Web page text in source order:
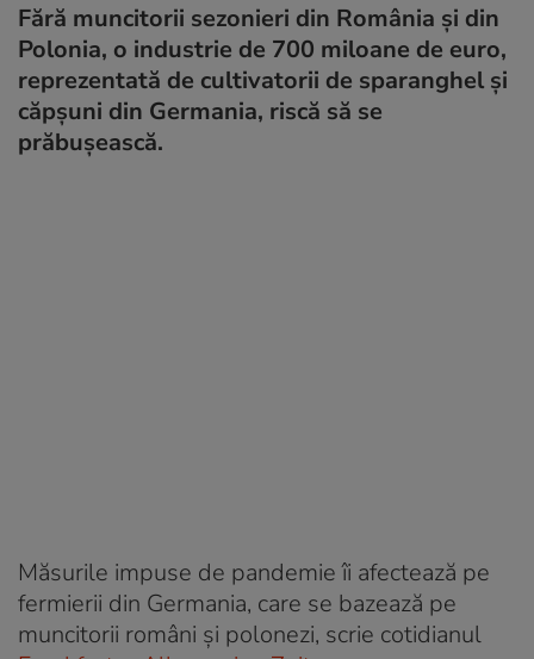
Fără muncitorii sezonieri din România şi din
Polonia, o industrie de 700 miloane de euro,
reprezentată de cultivatorii de sparanghel şi
căpşuni din Germania, riscă să se
prăbuşească.
Măsurile impuse de pandemie îi afectează pe
fermierii din Germania, care se bazează pe
muncitorii români şi polonezi, scrie cotidianul